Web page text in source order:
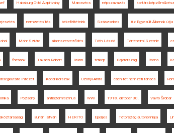
Habsburg Ottó Alapítvány Marosvécs népszavazás kortárs
nemzetépítés békefeltételek Szászsebes Az Egyesült Államok útja
Mohr Szilárd államszerveződés Tóth László Történelmi Szemle
források Takács Róbert Brünn térkép Bajorország Róma
Intézet Kádár-korszak Uzonyi Anita cseh-tót nemzeti tanács
Pozsony antiszemitizmus WWI 1918. október 30. Vavro Šrobár
Burián István HERITO Eperjes Tótország autonómiája